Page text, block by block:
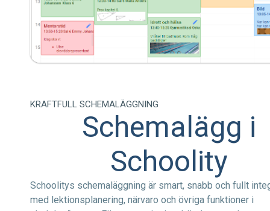
KRAFTFULL SCHEMALÄGGNING
Schemalägg i
Schoolity
Schoolitys schemaläggning är smart, snabb och fullt
med lektionsplanering, närvaro och övriga funktioner i